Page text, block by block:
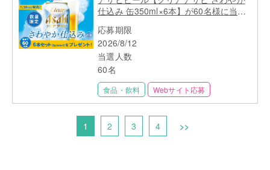
仕込み 缶350ml×6本】が60名様に当た
応募期限
2026/8/12
当選人数
60名
食品・飲料 Webサイト応募
1 2 3 4 >>